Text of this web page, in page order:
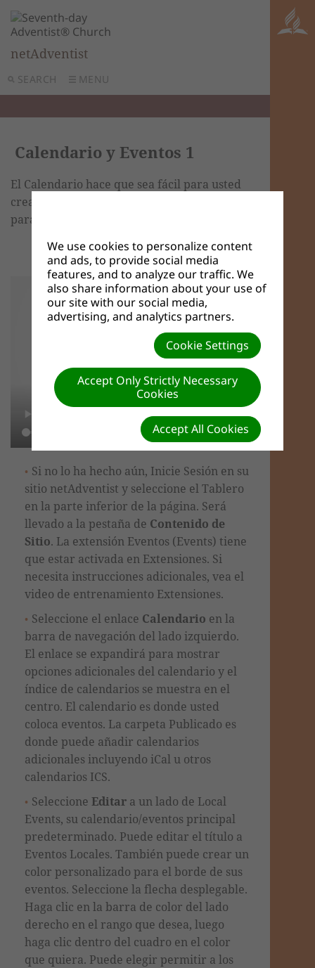
SEARCH MENU
netAdventist
Calendario y Eventos 1
El Calendario hace que sea fácil para usted
crear un calendario en línea de eventos
para mostrar en su sitio netAdventist.
Si no lo ha hecho aún, Inicie Sesión en su
sitio netAdventist y seleccione el Tablero
en la parte inferior de la página. Será
llevado a la pestaña de Contenido de
Sitio. La extensión Eventos (Events) tiene
que estar activada en Extensiones. Si
necesita instrucciones adicionales, vea el
video de entrenamiento Extensiones.
Seleccione el enlace Calendario en la
barra de navegación del lado izquierdo.
El enlace se expandirá para mostrar
opciones adicionales del calendario y el
índice de calendarios se muestra en el
centro. El calendario es donde usted
coloca eventos. La carpeta Publicado es
donde puede añadir calendarios
adicionales incluyendo iCal u otros
calendarios ICS.
Seleccione Editar a un lado de Local
Events, su calendario/eventos principal
predeterminado. Puede editar el título a
Eventos Locales. También puede crear un
color personalizado para el borde de sus
eventos. Seleccione la flecha desplegable.
Haga clic en la barra de color del lado
derecho en el rango que desea, luego
haga clic dentro del cuadro en el color
que quiera. Puede elegir permitir a los
We use cookies to personalize content
and ads, to provide social media
features, and to analyze our traffic. We
also share information about your use of
our site with our social media,
advertising, and analytics partners.
Cookie Settings
Accept Only Strictly Necessary
Cookies
Accept All Cookies